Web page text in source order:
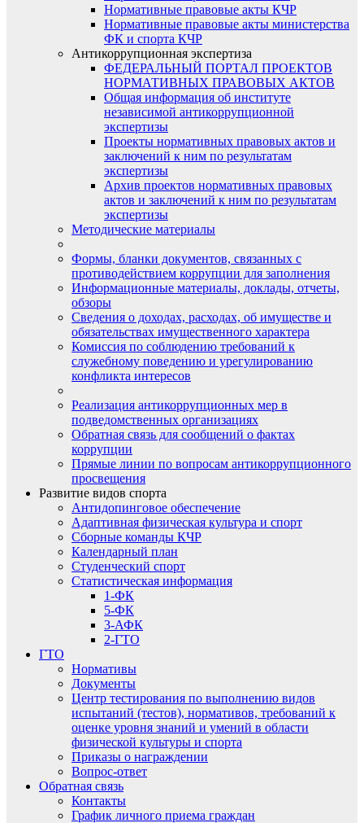
Нормативные правовые акты КЧР
Нормативные правовые акты министерства
ФК и спорта КЧР
Антикоррупционная экспертиза
ФЕДЕРАЛЬНЫЙ ПОРТАЛ ПРОЕКТОВ
НОРМАТИВНЫХ ПРАВОВЫХ АКТОВ
Общая информация об институте
независимой антикоррупционной
экспертизы
Проекты нормативных правовых актов и
заключений к ним по результатам
экспертизы
Архив проектов нормативных правовых
актов и заключений к ним по результатам
экспертизы
Методические материалы
Формы, бланки документов, связанных с
противодействием коррупции для заполнения
Информационные материалы, доклады, отчеты,
обзоры
Сведения о доходах, расходах, об имуществе и
обязательствах имущественного характера
Комиссия по соблюдению требований к
служебному поведению и урегулированию
конфликта интересов
Реализация антикоррупционных мер в
подведомственных организациях
Обратная связь для сообщений о фактах
коррупции
Прямые линии по вопросам антикоррупционного
просвещения
Развитие видов спорта
Антидопинговое обеспечение
Адаптивная физическая культура и спорт
Сборные команды КЧР
Календарный план
Студенческий спорт
Статистическая информация
1-ФК
5-ФК
3-АФК
2-ГТО
ГТО
Нормативы
Документы
Центр тестирования по выполнению видов
испытаний (тестов), нормативов, требований к
оценке уровня знаний и умений в области
физической культуры и спорта
Приказы о награждении
Вопрос-ответ
Обратная связь
Контакты
График личного приема граждан